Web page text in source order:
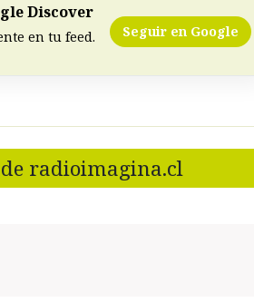
Discover
en tu feed. Seguir en Google
de radioimagina.cl